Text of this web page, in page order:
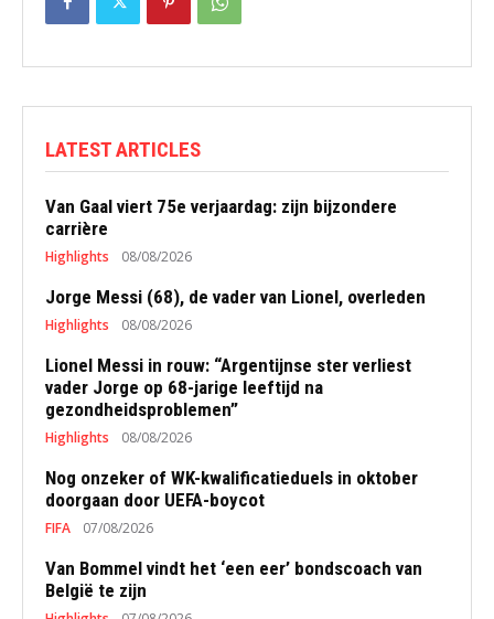
LATEST ARTICLES
Van Gaal viert 75e verjaardag: zijn bijzondere
carrière
Highlights 08/08/2026
Jorge Messi (68), de vader van Lionel, overleden
Highlights 08/08/2026
Lionel Messi in rouw: “Argentijnse ster verliest
vader Jorge op 68-jarige leeftijd na
gezondheidsproblemen”
Highlights 08/08/2026
Nog onzeker of WK-kwalificatieduels in oktober
doorgaan door UEFA-boycot
FIFA 07/08/2026
Van Bommel vindt het ‘een eer’ bondscoach van
België te zijn